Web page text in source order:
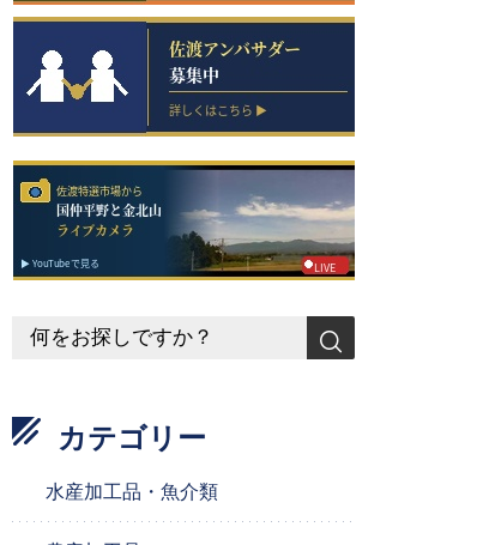
カテゴリー
水産加工品・魚介類